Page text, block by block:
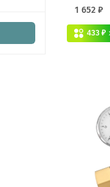
1 652 ₽
433 ₽